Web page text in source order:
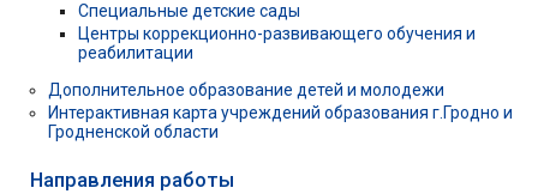
Специальные детские сады
Центры коррекционно-развивающего обучения и
реабилитации
Дополнительное образование детей и молодежи
Интерактивная карта учреждений образования г.Гродно и
Гродненской области
Направления работы